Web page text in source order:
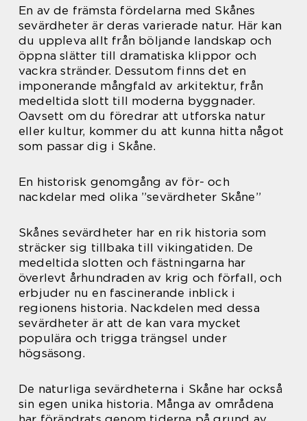
En av de främsta fördelarna med Skånes
sevärdheter är deras varierade natur. Här kan
du uppleva allt från böljande landskap och
öppna slätter till dramatiska klippor och
vackra stränder. Dessutom finns det en
imponerande mångfald av arkitektur, från
medeltida slott till moderna byggnader.
Oavsett om du föredrar att utforska natur
eller kultur, kommer du att kunna hitta något
som passar dig i Skåne.
En historisk genomgång av för- och
nackdelar med olika ”sevärdheter Skåne”
Skånes sevärdheter har en rik historia som
sträcker sig tillbaka till vikingatiden. De
medeltida slotten och fästningarna har
överlevt århundraden av krig och förfall, och
erbjuder nu en fascinerande inblick i
regionens historia. Nackdelen med dessa
sevärdheter är att de kan vara mycket
populära och trigga trängsel under
högsäsong.
De naturliga sevärdheterna i Skåne har också
sin egen unika historia. Många av områdena